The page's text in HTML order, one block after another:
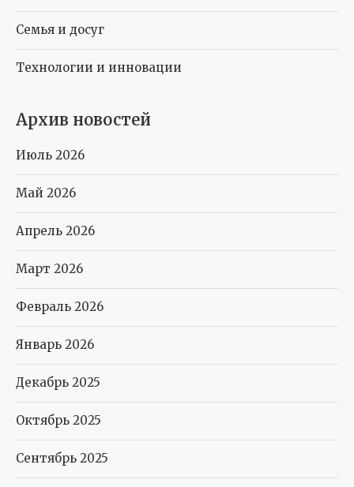
Семья и досуг
Технологии и инновации
Архив новостей
Июль 2026
Май 2026
Апрель 2026
Март 2026
Февраль 2026
Январь 2026
Декабрь 2025
Октябрь 2025
Сентябрь 2025